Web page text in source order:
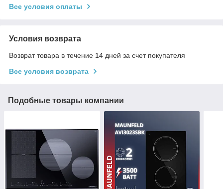
Все условия оплаты
Условия возврата
Возврат товара в течение 14 дней за счет покупателя
Все условия возврата
Подобные товары компании